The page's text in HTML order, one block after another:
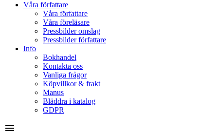
Våra författare
Våra författare
Våra föreläsare
Pressbilder omslag
Pressbilder författare
Info
Bokhandel
Kontakta oss
Vanliga frågor
Köpvillkor & frakt
Manus
Bläddra i katalog
GDPR
menu